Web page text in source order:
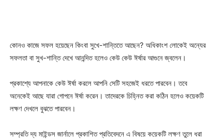
কোনও কাজে সফল হয়েছেন কিংবা সুখে-শান্তিতে আছেন? অধিকাংশ লোকেই অন্যের
সফলতা বা সুখ-শান্তি দেখে আনন্দিত হলেও কেউ কেউ ঈর্ষার আগুনে জ্বলেন।
প্রকাশ্যে আপনাকে কেউ ঈর্ষা করলে আপনি সেটি সহজেই ধরতে পারবেন। তবে
অনেকেই আছে যারা গোপনে ঈর্ষা করেন। তাদেরকে চিহ্নিত করা কঠিন হলেও কয়েকটি
লক্ষণ দেখলে বুঝতে পারবেন।
সম্প্রতি দ্য মাইন্ডস জার্নালে প্রকাশিত প্রতিবেদনে এ বিষয়ে কয়েকটি লক্ষণ তুলে ধরা